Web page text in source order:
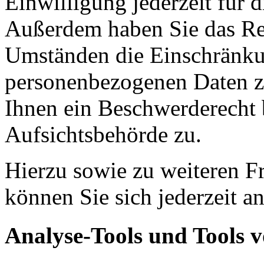
Außerdem haben Sie das
Umständen die
personenbezogenen Daten
Ihnen ein
Aufsichtsbehörde zu.
Hierzu sowie zu weiteren
können Sie sich jederzeit
Analyse-Tools und Tools